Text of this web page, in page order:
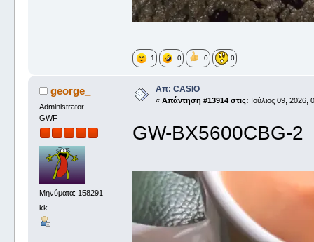
1 0 0 0
george_
Administrator
GWF
Μηνύματα: 158291
kk
Απ: CASIO
« Απάντηση #13914 στις: Ιούλιος 09, 2026,
GW-BX5600CBG-2